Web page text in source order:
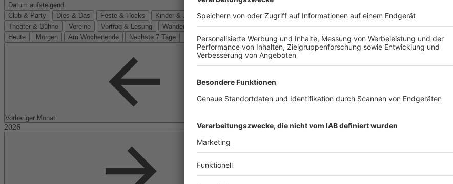
Datum aufsteigend
Club & Party
Dies & Das Feste & Hocks Kinder & Jugend Kino Klassik Kunst & Museen Märkte & Messen Narretei
Theater & Bühne
Vereine Vortrag & Lesung
Wanderungen
Heute
Morgen Am Wochenende Nächste 7 Tage
Vorheriger Monat